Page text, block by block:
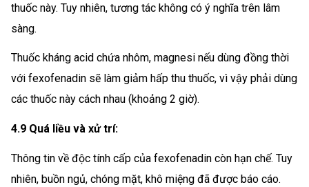
thuốc này. Tuy nhiên, tương tác không có ý nghĩa trên lâm
sàng.
Thuốc kháng acid chứa nhôm, magnesi nếu dùng đồng thời
với fexofenadin sẽ làm giảm hấp thu thuốc, vì vậy phải dùng
các thuốc này cách nhau (khoảng 2 giờ).
4.9 Quá liều và xử trí:
Thông tin về độc tính cấp của fexofenadin còn hạn chế. Tuy
nhiên, buồn ngủ, chóng mặt, khô miệng đã được báo cáo.